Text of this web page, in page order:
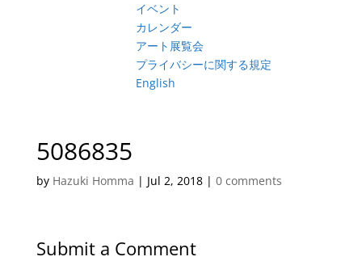
イベント
カレンダー
アート展覧会
プライバシーに関する規定
English
5086835
by Hazuki Homma | Jul 2, 2018| 0 comments
Submit a Comment